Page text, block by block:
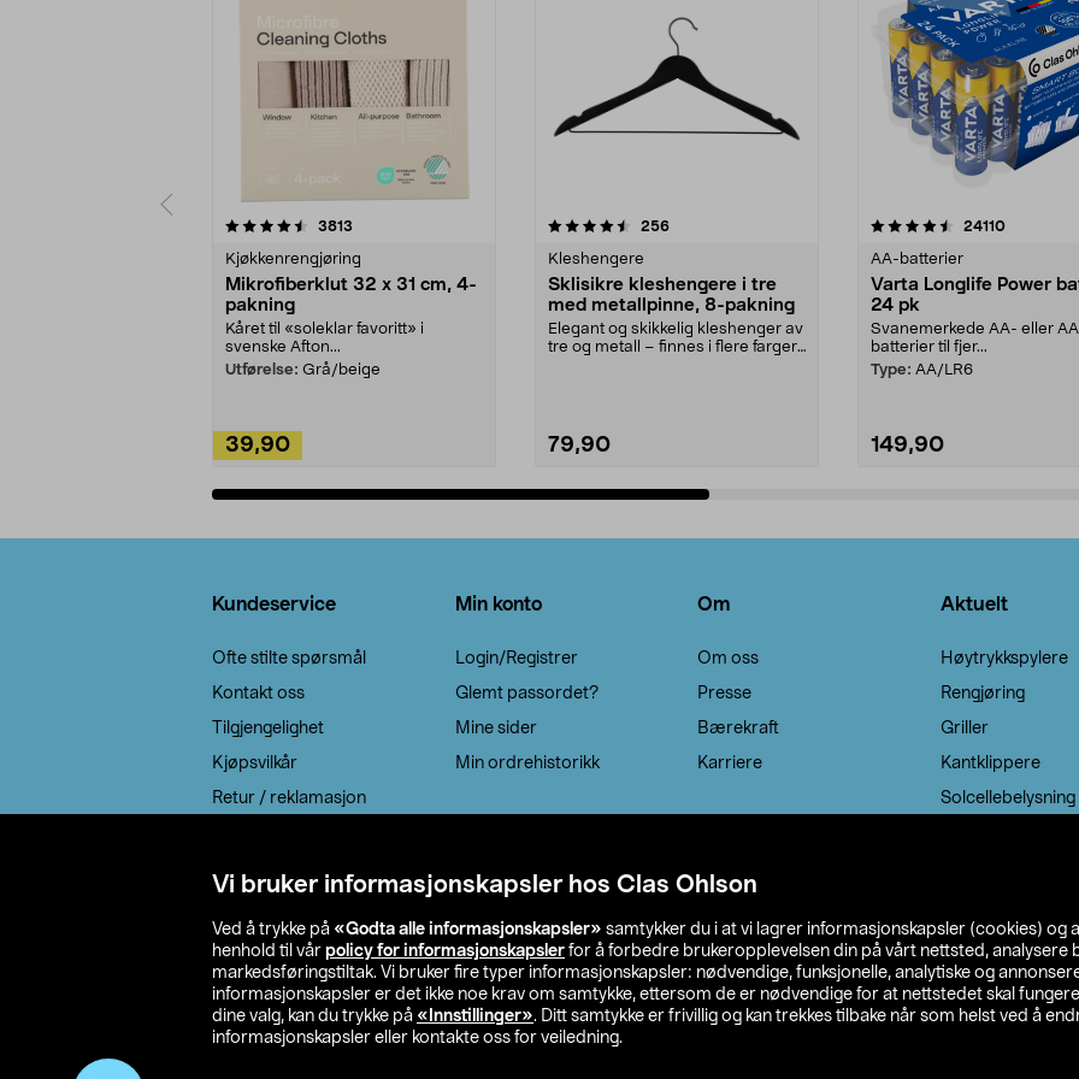
Vi bruker informasjonskapsler hos Clas Ohlson
Ved å trykke på «Godta alle informasjonskapsler» samtykker du i at vi lagrer informasjonskapsler (cookies) og
henhold til vår policy for informasjonskapsler for å forbedre brukeropplevelsen din på vårt nettsted, analysere
markedsføringstiltak. Vi bruker fire typer informasjonskapsler: nødvendige, funksjonelle, analytiske og
informasjonskapsler er det ikke noe krav om samtykke, ettersom de er nødvendige for at nettstedet skal
dine valg, kan du trykke på «Innstillinger». Ditt samtykke er frivillig og kan trekkes tilbake når som helst ved å
informasjonskapsler eller kontakte oss for veiledning.
3813
Kjøkkenrengjøring
Mikrofiberklut 32 x 31 cm, 4-
pakning
Kåret til «soleklar favoritt» i
svenske Afton...
Utførelse: Grå/beige
39,90
4.5av 5 stjerner 256anmeldelser
Kleshengere
Sklisikre kleshengere i tre
med metallpinne, 8-pakning
Elegant og skikkelig kleshenger av
tre og metall – finnes i flere farger.
79,90
4.5av 5 stjerner 24110
AA-batterier
Varta Longlife Power
24 pk
Svanemerkede AA- eller
batterier til fjer...
Type: AA/LR6
149,90
4.5av 5 stjerner
Kundeservice
Ofte stilte spørsmål
Kontakt oss
Tilgjengelighet
Kjøpsvilkår
Retur / reklamasjon
Min konto
Login/Registrer
Glemt passordet?
Mine sider
Min ordrehistorikk
Om
Om oss
Presse
Bærekraft
Karriere
Aktuelt
Høytrykkspylere
Rengjøring
Griller
Kantklippere
Solcellebelysning